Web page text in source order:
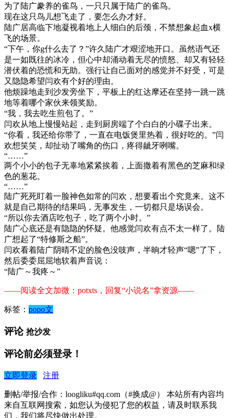
为了陆广豢养的雀鸟，一只只属于陆广的雀鸟。
现在这只鸟儿想飞走了，要怎么办才好。
陆广居高临下地凝视着地上人细白的后颈，不禁想象起血x横
飞的场景。
“下午，你g什么去了？”许久陆广才艰涩地开口。虽然语气还
是一如既往的冰冷，但心中却涌动着无尽的愤怒、却又有轻轻
潜伏着的恐慌和无助。强行让自己面对的感觉并不好受，可是
又隐隐希望闫欢有个好的理由。
他烦躁地走到沙发旁坐下，平板上的红达摩还在坚持一跳一跳
地等着哪个家伙来领奖励。
“我，我去吃生煎包了。”
闫欢从地上慢慢站起，走到厨房端了个白白的小碟子出来。
“你看，我还给你带了，一直在电饭煲里热着，很好吃的。”闫
欢想笑笑，却扯动了嘴角的伤口，疼得龇牙咧嘴。
“……”
两个小小的包子无辜地紧紧挨着，上面撒着有黑色的芝麻和绿
色的葱花。
“……”
陆广死死盯着一脸神色如常的闫欢，想要看出个究竟来。这不
就是自己期待的结果吗，无事发生，一切都只是场误会。
“所以你去酒店吃包子，吃了两个小时。”
陆广心底还是有隐隐的怀疑。他感觉闫欢有点不太一样了。陆
广想起了“特修斯之船”。
闫欢看着陆广阴晴不定的脸色没吱声，半晌才轻声“嗯”了下，
然后委委屈屈地软着声音说：
“陆广～我疼～”
——阅读全文加微：potxts，回复“小说名”拿资源——
标签： popo文
评论 抢沙发
评论前必须登录！
立即登录 注册
删帖/举报/合作：loogliku#qq.com（#换成@） 本站所有内容均
来自互联网搜索，如您认为侵犯了您的权益，请及时联系我
们，我们将尽快做出处理。